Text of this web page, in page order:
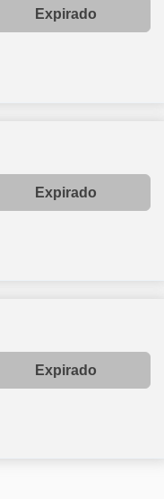
Expirado
Expirado
Expirado